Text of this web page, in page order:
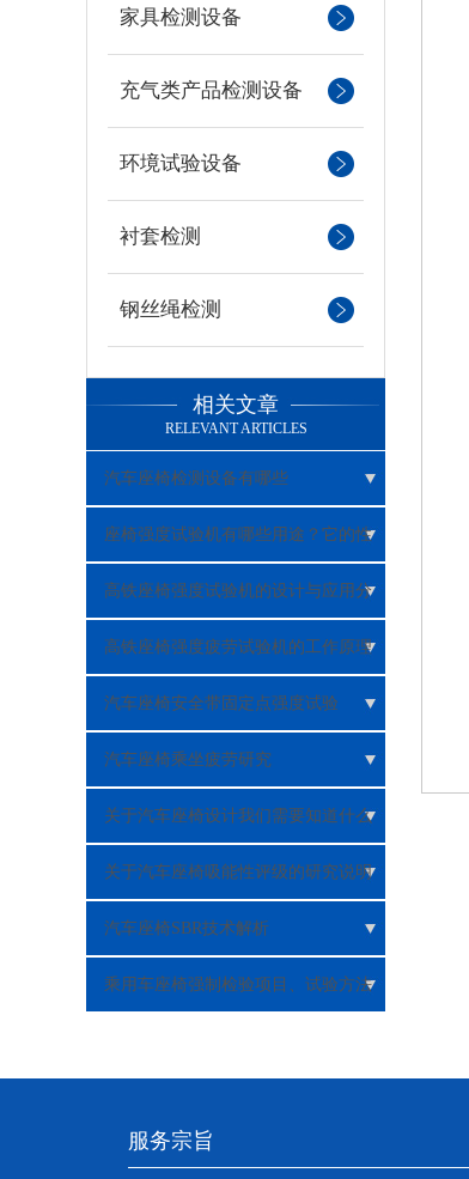
家具检测设备
充气类产品检测设备
环境试验设备
衬套检测
钢丝绳检测
相关文章
RELEVANT ARTICLES
汽车座椅检测设备有哪些
座椅强度试验机有哪些用途？它的性
能特点又是什么？
高铁座椅强度试验机的设计与应用分
析
高铁座椅强度疲劳试验机的工作原理
汽车座椅安全带固定点强度试验
（EC14）解析
汽车座椅乘坐疲劳研究
关于汽车座椅设计我们需要知道什么
关于汽车座椅吸能性评级的研究说明
汽车座椅SBR技术解析
乘用车座椅强制检验项目、试验方法
服务宗旨